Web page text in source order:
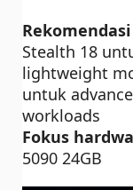
Stealth 18
lightweight
untuk
workloads
Fokus
5090 24GB